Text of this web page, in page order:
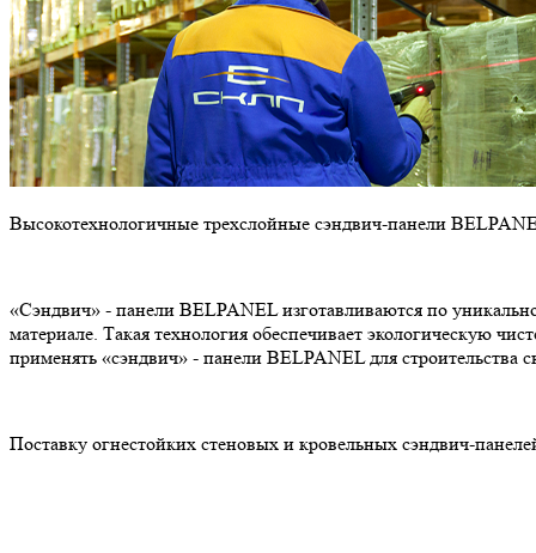
Высокотехнологичные трехслойные сэндвич-панели
«Сэндвич» - панели BELPANEL изготавливаются по
материале. Такая технология обеспечивает экологическую
применять «сэндвич» - панели BELPANEL для строительства
Поставку огнестойких стеновых и кровельных сэндвич-